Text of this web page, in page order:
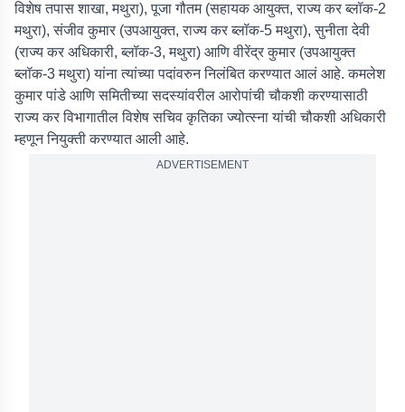
विशेष तपास शाखा, मथुरा), पूजा गौतम (सहायक आयुक्त, राज्य कर ब्लॉक-2
मथुरा), संजीव कुमार (उपआयुक्त, राज्य कर ब्लॉक-5 मथुरा), सुनीता देवी
(राज्य कर अधिकारी, ब्लॉक-3, मथुरा) आणि वीरेंद्र कुमार (उपआयुक्त
ब्लॉक-3 मथुरा) यांना त्यांच्या पदांवरुन निलंबित करण्यात आलं आहे. कमलेश
कुमार पांडे आणि समितीच्या सदस्यांवरील आरोपांची चौकशी करण्यासाठी
राज्य कर विभागातील विशेष सचिव कृतिका ज्योत्स्ना यांची चौकशी अधिकारी
म्हणून नियुक्ती करण्यात आली आहे.
ADVERTISEMENT